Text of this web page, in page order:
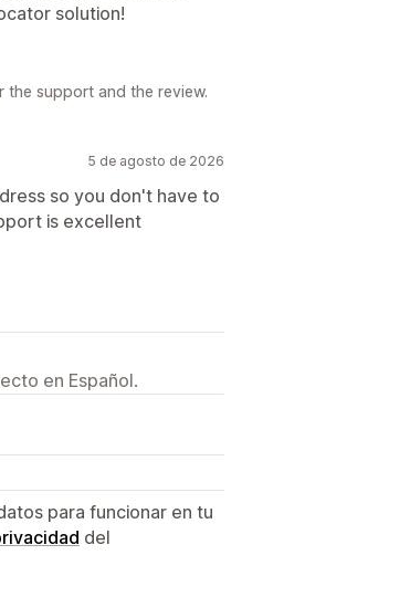
solution!
support and the review.
5 de agosto de 2026
so you don't have to
is excellent
en Español.
para funcionar en tu
del